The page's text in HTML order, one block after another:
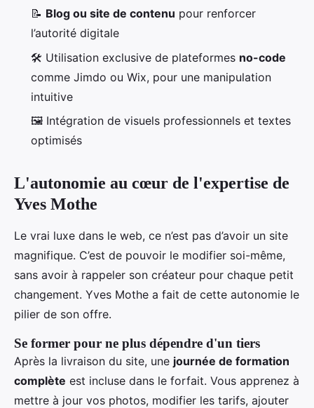
📝 Blog ou site de contenu pour renforcer
l’autorité digitale
🛠️ Utilisation exclusive de plateformes no-code
comme Jimdo ou Wix, pour une manipulation
intuitive
🖼️ Intégration de visuels professionnels et textes
optimisés
L'autonomie au cœur de l'expertise de
Yves Mothe
Le vrai luxe dans le web, ce n’est pas d’avoir un site
magnifique. C’est de pouvoir le modifier soi-même,
sans avoir à rappeler son créateur pour chaque petit
changement. Yves Mothe a fait de cette autonomie le
pilier de son offre.
Se former pour ne plus dépendre d'un tiers
Après la livraison du site, une journée de formation
complète est incluse dans le forfait. Vous apprenez à
mettre à jour vos photos, modifier les tarifs, ajouter